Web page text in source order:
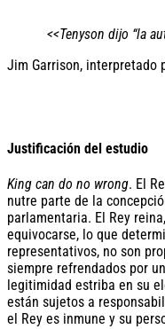
<<Tenyson dijo “la
Jim Garrison, interpretado
Justificación del estudio
King can do no wrong. El
nutre parte de la
parlamentaria. El Rey
equivocarse, lo que
representativos, no son
siempre refrendados por
legitimidad estriba en su
están sujetos a
el Rey es inmune y su